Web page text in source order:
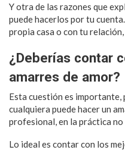
Y otra de las razones que
puede hacerlos por tu
propia casa o con tu
¿Deberías contar
amarres de amor?
Esta cuestión es importante,
cualquiera puede hacer un
profesional, en la práctica no
Lo ideal es contar con los